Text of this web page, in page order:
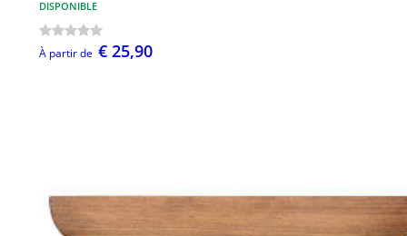
DISPONIBLE
À partir de € 25,90